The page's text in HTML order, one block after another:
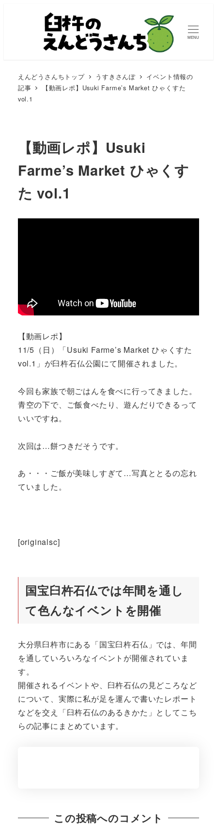
MENU
えんどうさんちトップ うすきさんぽ
イベント情報の
記事
【動画レポ】Usuki Farme’s Market ひゃくすた
vol.1
【動画レポ】Usuki
Farme’s Market ひゃくす
た vol.1
【動画レポ】
11/5（日）「Usuki Farme’s Market ひゃくすた
vol.1」が臼杵石仏公園にて開催されました。
今回も家族で朝ごはんを食べに行ってきました。
青空の下で、ご飯食べたり、遊んだりできるって
いいですね。
次回は…餅つきだそうです。
あ・・・ご飯が美味しすぎて…写真ととるの忘れ
ていました。
[originalsc]
国宝臼杵石仏では年間を通し
て色んなイベントを開催
大分県臼杵市にある「国宝臼杵石仏」では、年間
を通していろいろなイベントが開催されていま
す。
開催されるイベントや、臼杵石仏の見どころなど
について、実際に私が足を運んで書いたレポート
などを交え「臼杵石仏のあるきかた」としてこち
らの記事にまとめています。
この投稿へのコメント